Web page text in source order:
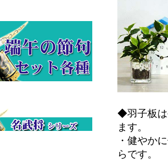
◆羽子板は
ます。
・健やか
らです。